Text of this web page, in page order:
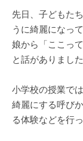
先日、子どもた
うに綺麗になっ
娘から「ここっ
と話がありました
小学校の授業で
綺麗にする呼び
る体験などを行